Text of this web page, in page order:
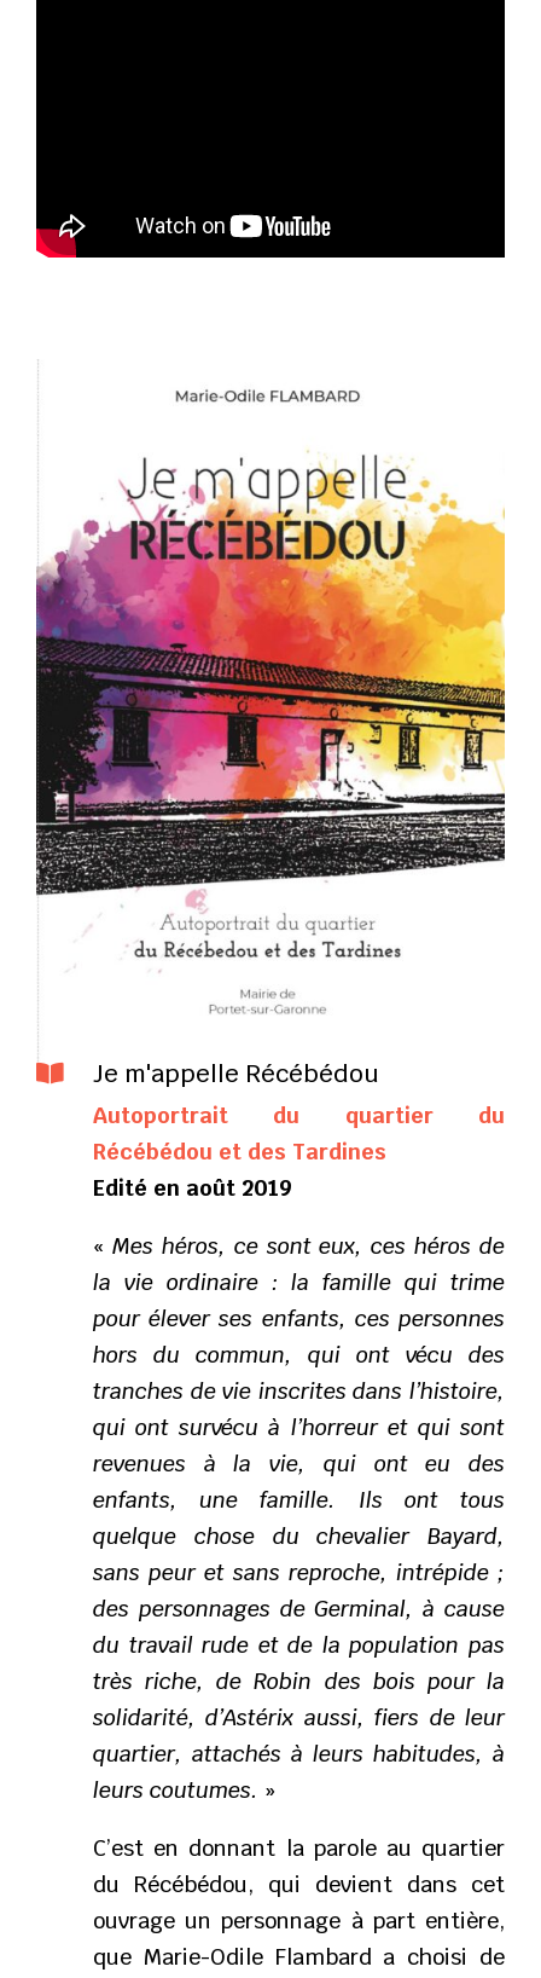
 Je m'appelle Récébédou
Autoportrait du quartier du
Récébédou et des Tardines
Edité en août 2019
« Mes héros, ce sont eux, ces héros de
la vie ordinaire : la famille qui trime
pour élever ses enfants, ces personnes
hors du commun, qui ont vécu des
tranches de vie inscrites dans l’histoire,
qui ont survécu à l’horreur et qui sont
revenues à la vie, qui ont eu des
enfants, une famille. Ils ont tous
quelque chose du chevalier Bayard,
sans peur et sans reproche, intrépide ;
des personnages de Germinal, à cause
du travail rude et de la population pas
très riche, de Robin des bois pour la
solidarité, d’Astérix aussi, fiers de leur
quartier, attachés à leurs habitudes, à
leurs coutumes. »
C’est en donnant la parole au quartier
du Récébédou, qui devient dans cet
ouvrage un personnage à part entière,
que Marie-Odile Flambard a choisi de